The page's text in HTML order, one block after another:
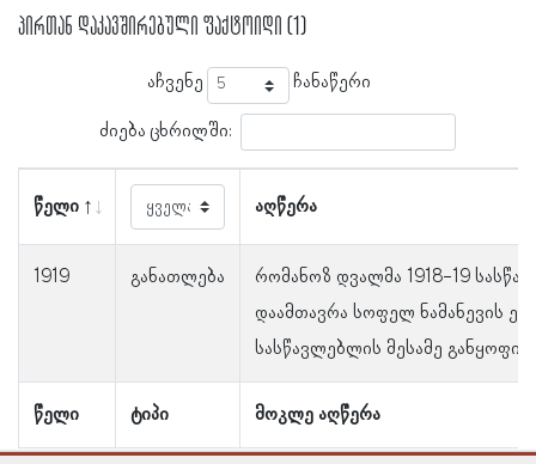
პირთან დაკავშირებული ფაქტოიდი (1)
აჩვენე ჩანაწერი
ძიება ცხრილში:
წელი აღწერა
წელი ტიპი მოკლე აღწერა
1919 განათლება
რომანოზ დვალმა 1918-19
დაამთავრა სოფელ ნამანევის
სასწავლებლის მესამე